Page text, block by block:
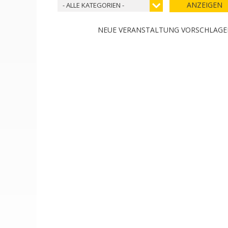
- ALLE KATEGORIEN - ANZEIGEN
NEUE VERANSTALTUNG